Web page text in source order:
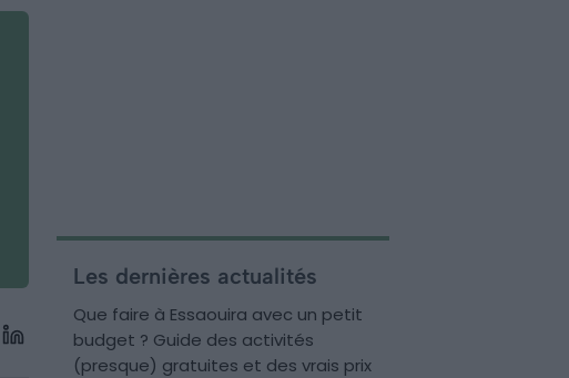
Les dernières actualités
Que faire à Essaouira avec un petit
budget ? Guide des activités
(presque) gratuites et des vrais prix